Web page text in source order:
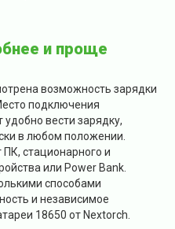
и проще
возможность зарядки
подключения
вести зарядку,
в любом положении.
стационарного и
или Power Bank.
способами
и независимое
18650 от Nextorch.